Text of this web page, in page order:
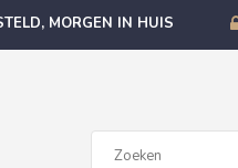
MORGEN IN HUIS